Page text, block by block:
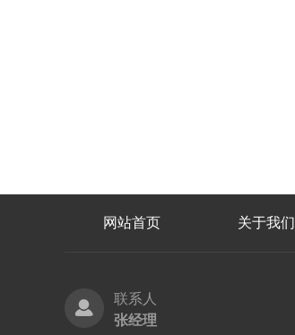
网站首页 关于我们
联系人
张经理